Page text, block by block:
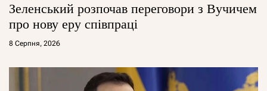
Зеленський розпочав переговори з Вучичем
про нову еру співпраці
8 Серпня, 2026